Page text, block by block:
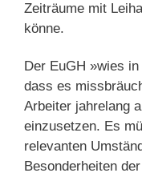
Zeiträume mit
könne.
Der EuGH »wies
dass es
Arbeiter jahrelang
einzusetzen. Es
relevanten
Besonderheiten